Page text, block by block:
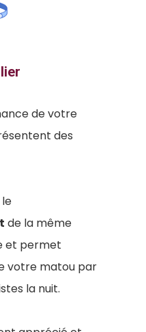
de votre
des
de la même
et permet
votre matou par
la nuit.